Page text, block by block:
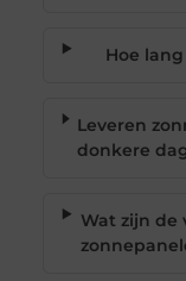
Hoe
Leveren
donkere
Wat zijn de